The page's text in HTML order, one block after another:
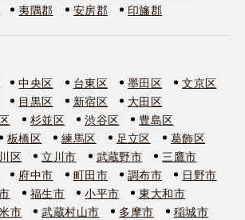
夷隅郡 安房郡 印旛郡
中央区 台東区 墨田区
文京区
目黒区 新宿区
大田区
杉並区 渋谷区
豊島区
板橋区 練馬区 足立区
葛飾区
区 立川市 武蔵野市
三鷹市
府中市 町田市 調布市
日野市
福生市 小平市
東大和市
市 武蔵村山市 多摩市
稲城市